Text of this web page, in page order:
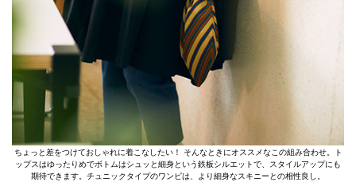
ちょっと差をつけておしゃれに着こなしたい！ そんなときにオススメなこの組み合わせ。ト
ップスはゆったりめでボトムはシュッと細身という鉄板シルエットで、スタイルアップにも
期待できます。チュニックタイプのワンピは、より細身なスキニーとの相性良し。